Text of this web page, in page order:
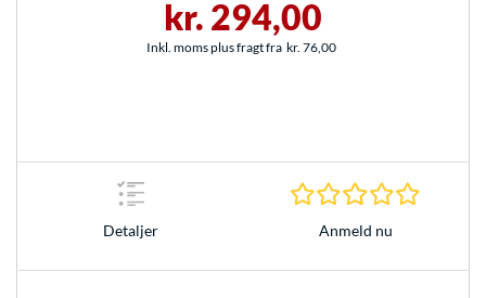
kr. 294,00
Inkl. moms plus fragt fra kr. 76,00
Detaljer Anmeld nu